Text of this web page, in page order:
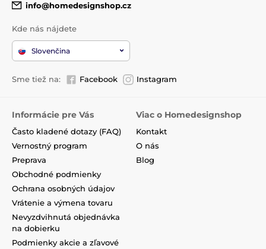
info@homedesignshop.cz
Kde nás nájdete
Slovenčina
Sme tiež na: Facebook Instagram
Informácie pre Vás
Často kladené dotazy (FAQ)
Vernostný program
Preprava
Obchodné podmienky
Ochrana osobných údajov
Vrátenie a výmena tovaru
Nevyzdvihnutá objednávka
na dobierku
Podmienky akcie a zľavové
Viac o Homedesignshop
Kontakt
O nás
Blog